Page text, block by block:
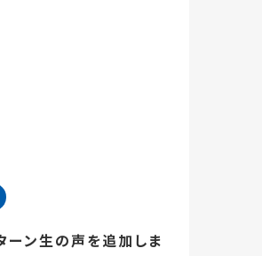
ン生の声を追加しま